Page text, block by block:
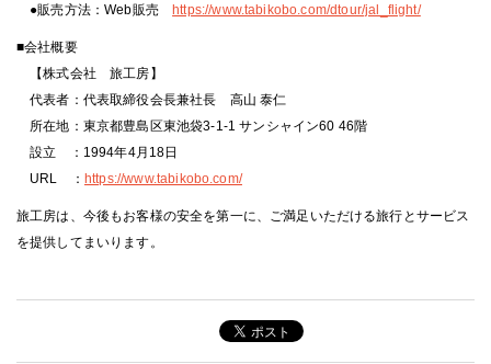
●販売方法：Web販売https://www.tabikobo.com/dtour/jal_flight/
■会社概要
【株式会社 旅工房】
代表者：代表取締役会長兼社長 高山 泰仁
所在地：東京都豊島区東池袋3-1-1 サンシャイン60 46階
設立 ：1994年4月18日
URL ： https://www.tabikobo.com/
旅工房は、今後もお客様の安全を第一に、ご満足いただける旅行とサービス
を提供してまいります。